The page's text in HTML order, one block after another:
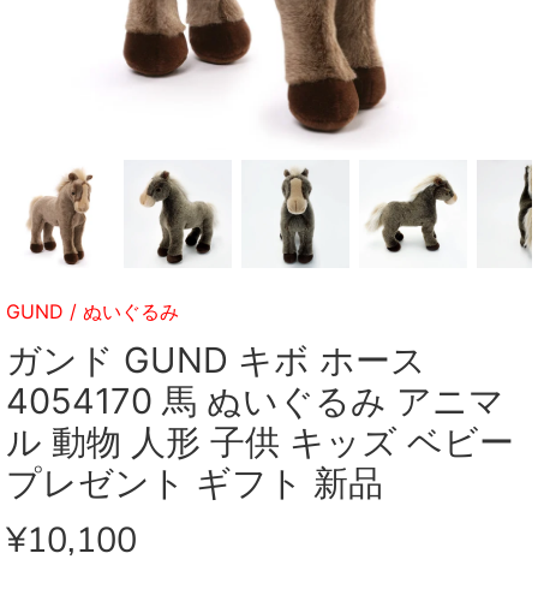
GUND / ぬいぐるみ
ガンド GUND キボ ホース
4054170 馬 ぬいぐるみ アニマ
ル 動物 人形 子供 キッズ ベビー
プレゼント ギフト 新品
¥10,100